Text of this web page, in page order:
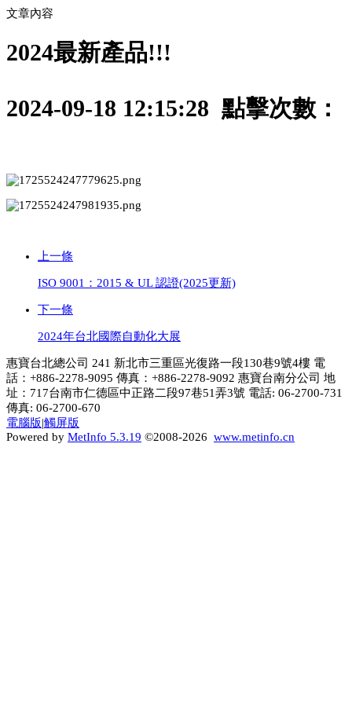
文章內容
2024最新產品!!!
2024-09-18 12:15:28 點擊次數：
上一條
ISO 9001：2015 & UL 認證(2025更新)
下一條
2024年台北國際自動化大展
惠寶台北總公司 241 新北市三重區光復路一段130巷9號4樓 電
話：+886-2278-9095 傳真：+886-2278-9092 惠寶台南分公司 地
址：717台南市仁德區中正路二段97巷51弄3號 電話: 06-2700-731
傳真: 06-2700-670
電腦版|觸屏版
Powered by MetInfo 5.3.19 ©2008-2026 www.metinfo.cn